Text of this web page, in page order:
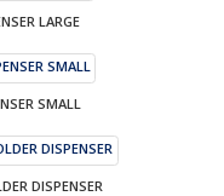
LARGE
SMALL
DISPENSER